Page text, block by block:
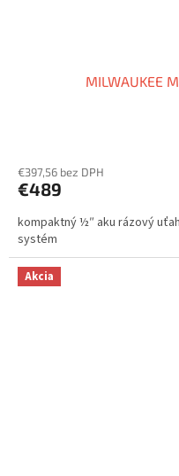
MILWAUKEE
€397,56 bez DPH
€489
kompaktný ½″ aku rázový
systém
Akcia